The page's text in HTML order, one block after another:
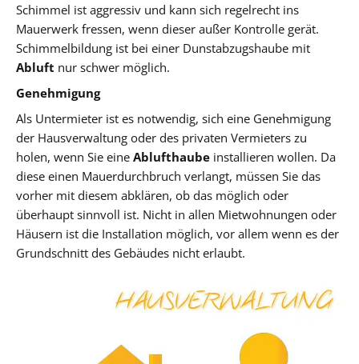
Schimmel ist aggressiv und kann sich regelrecht ins
Mauerwerk fressen, wenn dieser außer Kontrolle gerät.
Schimmelbildung ist bei einer Dunstabzugshaube mit
Abluft nur schwer möglich.
Genehmigung
Als Untermieter ist es notwendig, sich eine Genehmigung
der Hausverwaltung oder des privaten Vermieters zu
holen, wenn Sie eine Ablufthaube installieren wollen. Da
diese einen Mauerdurchbruch verlangt, müssen Sie das
vorher mit diesem abklären, ob das möglich oder
überhaupt sinnvoll ist. Nicht in allen Mietwohnungen oder
Häusern ist die Installation möglich, vor allem wenn es der
Grundschnitt des Gebäudes nicht erlaubt.